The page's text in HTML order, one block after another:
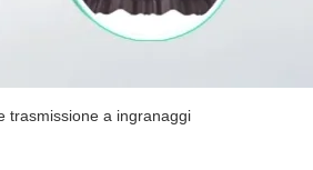
trasmissione a ingranaggi